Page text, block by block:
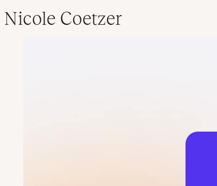
Nicole Coetzer